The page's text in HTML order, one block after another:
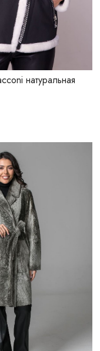
натуральная